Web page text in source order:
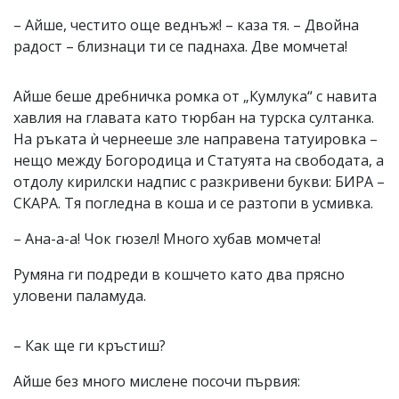
– Айше, честито още веднъж! – каза тя. – Двойна
радост – близнаци ти се паднаха. Две момчета!
Айше беше дребничка ромка от „Кумлука“ с навита
хавлия на главата като тюрбан на турска султанка.
На ръката ѝ чернееше зле направена татуировка –
нещо между Богородица и Статуята на свободата, а
отдолу кирилски надпис с разкривени букви: БИРА –
СКАРА. Тя погледна в коша и се разтопи в усмивка.
– Ана-а-а! Чок гюзел! Много хубав момчета!
Румяна ги подреди в кошчето като два прясно
уловени паламуда.
– Как ще ги кръстиш?
Айше без много мислене посочи първия: